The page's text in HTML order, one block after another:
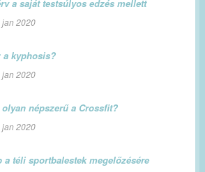
a saját testsúlyos edzés mellett
jan 2020
a kyphosis?
jan 2020
népszerű a Crossfit?
jan 2020
a téli sportbalestek megelőzésére